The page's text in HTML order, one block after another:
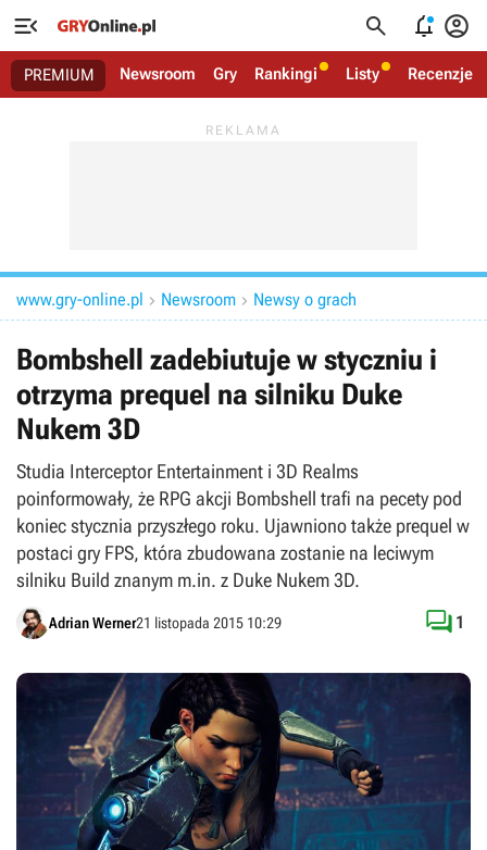
   
PREMIUM Newsroom Gry Rankingi Listy Recenzje
www.gry-online.pl  Newsroom  Newsy o grach
Bombshell zadebiutuje w styczniu i
otrzyma prequel na silniku Duke
Nukem 3D
Studia Interceptor Entertainment i 3D Realms
poinformowały, że RPG akcji Bombshell trafi na pecety pod
koniec stycznia przyszłego roku. Ujawniono także prequel w
postaci gry FPS, która zbudowana zostanie na leciwym
silniku Build znanym m.in. z Duke Nukem 3D.
Adrian Werner21 listopada 2015 10:29  1